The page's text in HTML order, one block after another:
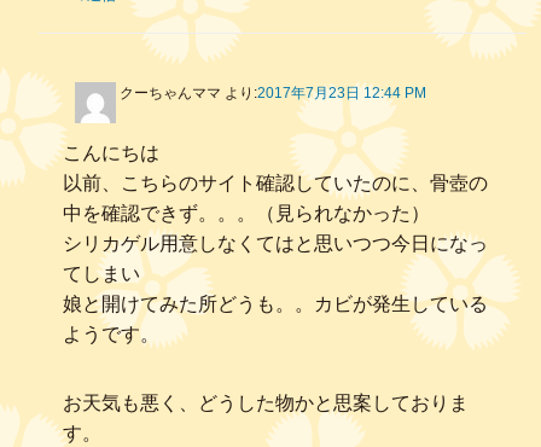
クーちゃんママ より:2017年7月23日 12:44 PM
こんにちは
以前、こちらのサイト確認していたのに、骨壺の
中を確認できず。。。（見られなかった）
シリカゲル用意しなくてはと思いつつ今日になっ
てしまい
娘と開けてみた所どうも。。カビが発生している
ようです。
お天気も悪く、どうした物かと思案しておりま
す。